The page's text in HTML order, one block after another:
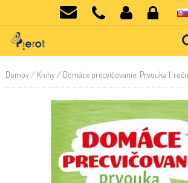
Domov/ Knihy/ Domáce precvičovanie: Prvouka 1.